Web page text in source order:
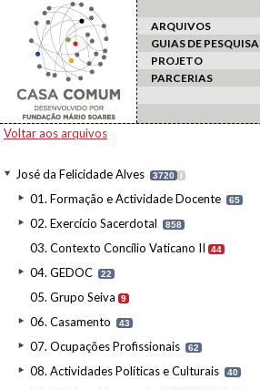
ARQUIVOS
GUIAS DE PESQUISA
PROJETO
PARCERIAS
Voltar aos arquivos
José da Felicidade Alves 3720 I
01. Formação e Actividade Docente 65
02. Exercício Sacerdotal 858
03. Contexto Concílio Vaticano II 44
04. GEDOC 22
05. Grupo Seiva 9
06. Casamento 43
07. Ocupações Profissionais 62
08. Actividades Políticas e Culturais 40